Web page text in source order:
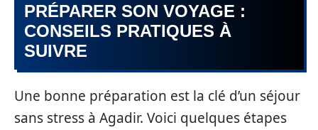
PRÉPARER SON VOYAGE :
CONSEILS PRATIQUES À
SUIVRE
Une bonne préparation est la clé d’un séjour
sans stress à Agadir. Voici quelques étapes